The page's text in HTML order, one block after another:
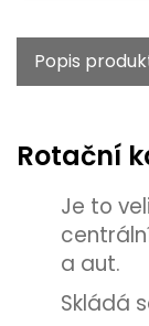
Popis
Rotační
Je to
a aut.
Skládá